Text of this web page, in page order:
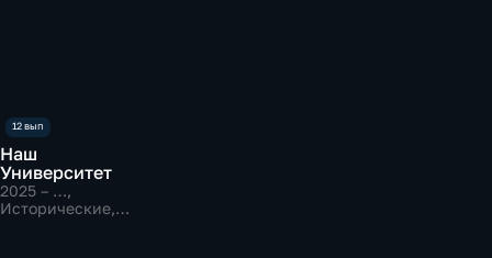
Наш
Университет
2025 – …,
Исторические,